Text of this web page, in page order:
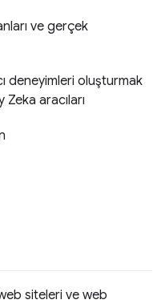
ve gerçek
deneyimleri oluşturmak
aracıları
siteleri ve web